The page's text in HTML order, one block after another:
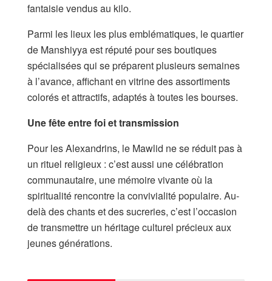
fantaisie vendus au kilo.
Parmi les lieux les plus emblématiques, le quartier
de Manshiyya est réputé pour ses boutiques
spécialisées qui se préparent plusieurs semaines
à l’avance, affichant en vitrine des assortiments
colorés et attractifs, adaptés à toutes les bourses.
Une fête entre foi et transmission
Pour les Alexandrins, le Mawlid ne se réduit pas à
un rituel religieux : c’est aussi une célébration
communautaire, une mémoire vivante où la
spiritualité rencontre la convivialité populaire. Au-
delà des chants et des sucreries, c’est l’occasion
de transmettre un héritage culturel précieux aux
jeunes générations.